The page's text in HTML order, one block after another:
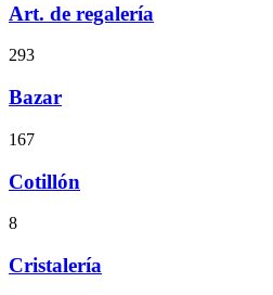
Art. de regalería
293
Bazar
167
Cotillón
8
Cristalería